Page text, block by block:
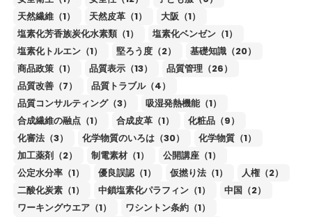
天然繊維（1）
天然皮革（1）
大阪（1）
塩素化芳香族炭化水素類（1）
塩素化ベンゼン（1）
塩素化トルエン（1）
堅ろう度（2）
基礎知識（20）
商品政策（1）
品質表示（13）
品質管理（26）
品質改善（7）
品質トラブル（4）
品質コンサルティング（3）
吸湿発熱機能（1）
合成繊維の融点（1）
合成皮革（1）
化粧品（9）
化審法（3）
化学物質のいろは（30）
化学物質（1）
加工薬剤（2）
制電素材（1）
公開講座（1）
公定水分率（1）
優良誤認（1） 仮撚り法（1）
人権（2）
二酸化炭素（1）
中鎖塩素化パラフィン（1）
中国（2）
ワーキングウエア（1）
ワシントン条約（1）